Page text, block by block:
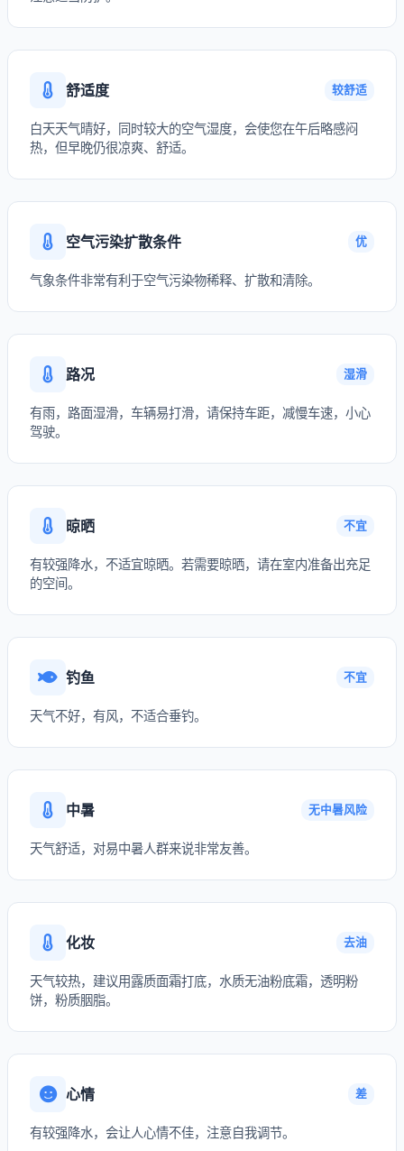
舒适度 较舒适
白天天气晴好，同时较大的空气湿度，会使您在午后略感闷
热，但早晚仍很凉爽、舒适。
空气污染扩散条件 优
气象条件非常有利于空气污染物稀释、扩散和清除。
路况 湿滑
有雨，路面湿滑，车辆易打滑，请保持车距，减慢车速，小心
驾驶。
晾晒 不宜
有较强降水，不适宜晾晒。若需要晾晒，请在室内准备出充足
的空间。
钓鱼 不宜
天气不好，有风，不适合垂钓。
中暑 无中暑风险
天气舒适，对易中暑人群来说非常友善。
化妆 去油
天气较热，建议用露质面霜打底，水质无油粉底霜，透明粉
饼，粉质胭脂。
心情 差
有较强降水，会让人心情不佳，注意自我调节。